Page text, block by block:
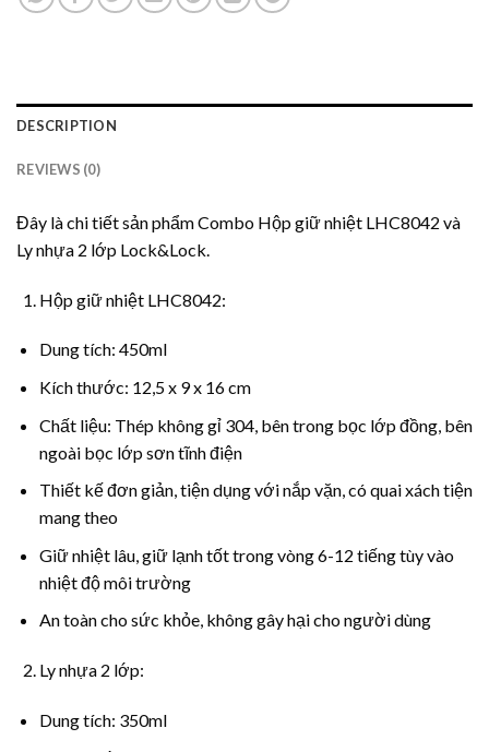
DESCRIPTION
REVIEWS (0)
Đây là chi tiết sản phẩm Combo Hộp giữ nhiệt LHC8042 và
Ly nhựa 2 lớp Lock&Lock.
Hộp giữ nhiệt LHC8042:
Dung tích: 450ml
Kích thước: 12,5 x 9 x 16 cm
Chất liệu: Thép không gỉ 304, bên trong bọc lớp đồng, bên
ngoài bọc lớp sơn tĩnh điện
Thiết kế đơn giản, tiện dụng với nắp vặn, có quai xách tiện
mang theo
Giữ nhiệt lâu, giữ lạnh tốt trong vòng 6-12 tiếng tùy vào
nhiệt độ môi trường
An toàn cho sức khỏe, không gây hại cho người dùng
Ly nhựa 2 lớp:
Dung tích: 350ml